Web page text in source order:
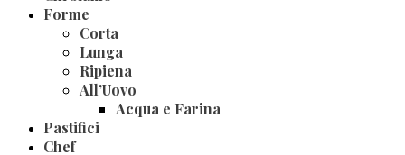
Forme
Corta
Lunga
Ripiena
All’Uovo
Acqua e Farina
Pastifici
Chef